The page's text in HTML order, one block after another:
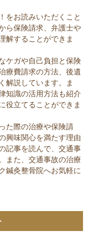
をお読みいただくこと
ら保険請求、弁護士や
解することができま
ケガや自己負担と保険
療費請求の方法、後遺
解説しています。ま
知識の活用方法も紹介
役立てることができま
た際の治療や保険請
興味関心を満たす理由
記事を読んで、交通事
また、交通事故の治療
鍼灸整骨院へお気軽に